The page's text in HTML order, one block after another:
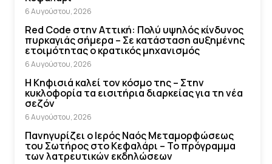
6 Αυγούστου, 2026
Red Code στην Αττική: Πολύ υψηλός κίνδυνος
πυρκαγιάς σήμερα – Σε κατάσταση αυξημένης
ετοιμότητας ο κρατικός μηχανισμός
6 Αυγούστου, 2026
Η Κηφισιά καλεί τον κόσμο της – Στην
κυκλοφορία τα εισιτήρια διαρκείας για τη νέα
σεζόν
6 Αυγούστου, 2026
Πανηγυρίζει ο Ιερός Ναός Μεταμορφώσεως
του Σωτήρος στο Κεφαλάρι – Το πρόγραμμα
των λατρευτικών εκδηλώσεων